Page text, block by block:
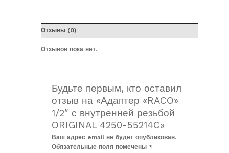
Отзывы (0)
Отзывов пока нет.
Будьте первым, кто оставил
отзыв на «Адаптер «RACO»
1/2″ с внутренней резьбой
ORIGINAL 4250-55214C»
Ваш адрес email не будет опубликован.
Обязательные поля помечены*